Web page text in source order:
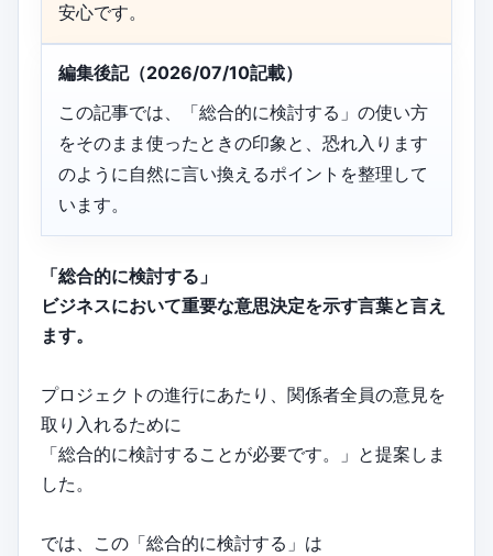
安心です。
編集後記（2026/07/10記載）
この記事では、「総合的に検討する」の使い方
をそのまま使ったときの印象と、恐れ入ります
のように自然に言い換えるポイントを整理して
います。
「総合的に検討する」
ビジネスにおいて重要な意思決定を示す言葉と言え
ます。
プロジェクトの進行にあたり、関係者全員の意見を
取り入れるために
「総合的に検討することが必要です。」と提案しま
した。
では、この「総合的に検討する」は